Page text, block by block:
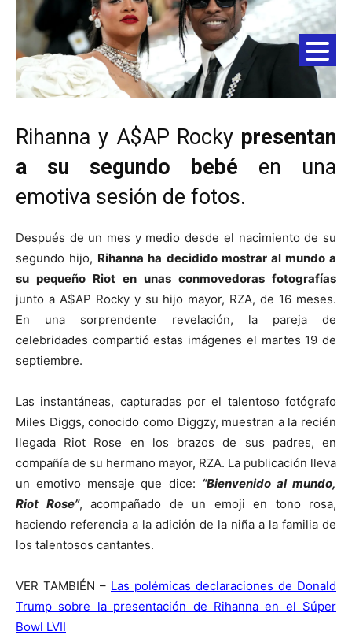
Rihanna y A$AP Rocky presentan
a su segundo bebé en una
emotiva sesión de fotos.
Después de un mes y medio desde el nacimiento de su
segundo hijo, Rihanna ha decidido mostrar al mundo a
su pequeño Riot en unas conmovedoras fotografías
junto a A$AP Rocky y su hijo mayor, RZA, de 16 meses.
En una sorprendente revelación, la pareja de
celebridades compartió estas imágenes el martes 19 de
septiembre.
Las instantáneas, capturadas por el talentoso fotógrafo
Miles Diggs, conocido como Diggzy, muestran a la recién
llegada Riot Rose en los brazos de sus padres, en
compañía de su hermano mayor, RZA. La publicación lleva
un emotivo mensaje que dice: “Bienvenido al mundo,
Riot Rose”, acompañado de un emoji en tono rosa,
haciendo referencia a la adición de la niña a la familia de
los talentosos cantantes.
VER TAMBIÉN – Las polémicas declaraciones de Donald
Trump sobre la presentación de Rihanna en el Súper
Bowl LVII